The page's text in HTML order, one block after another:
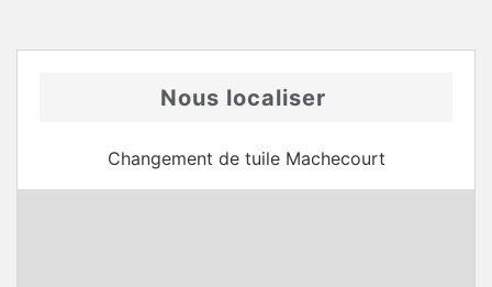
Nous localiser
Changement de tuile Machecourt